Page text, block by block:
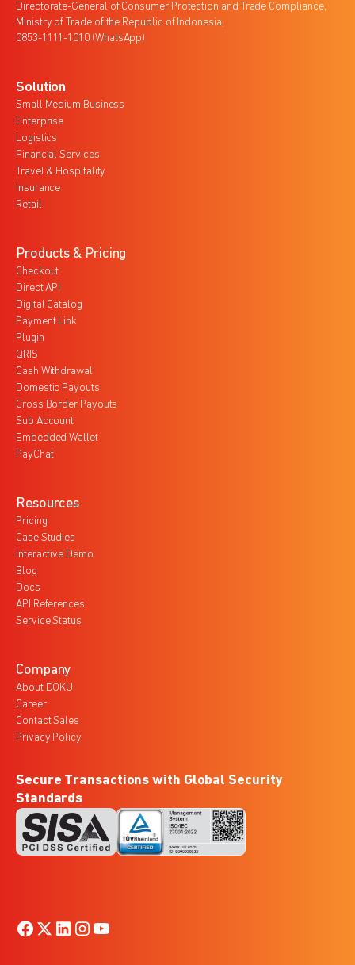
Directorate-General of Consumer Protection and Trade Compliance,
Ministry of Trade of the Republic of Indonesia,
0853-1111-1010 (WhatsApp)
Solution
Small Medium Business
Enterprise
Logistics
Financial Services
Travel & Hospitality
Insurance
Retail
Products & Pricing
Checkout
Direct API
Digital Catalog
Payment Link
Plugin
QRIS
Cash Withdrawal
Domestic Payouts
Cross Border Payouts
Sub Account
Embedded Wallet
PayChat
Resources
Pricing
Case Studies
Interactive Demo
Blog
Docs
API References
Service Status
Company
About DOKU
Career
Contact Sales
Privacy Policy
Secure Transactions with Global Security
Standards